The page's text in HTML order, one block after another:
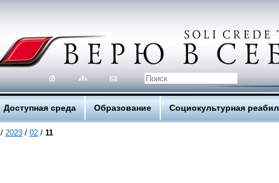
Доступная среда Образование Социокультурная
/ 2023 / 02 / 11